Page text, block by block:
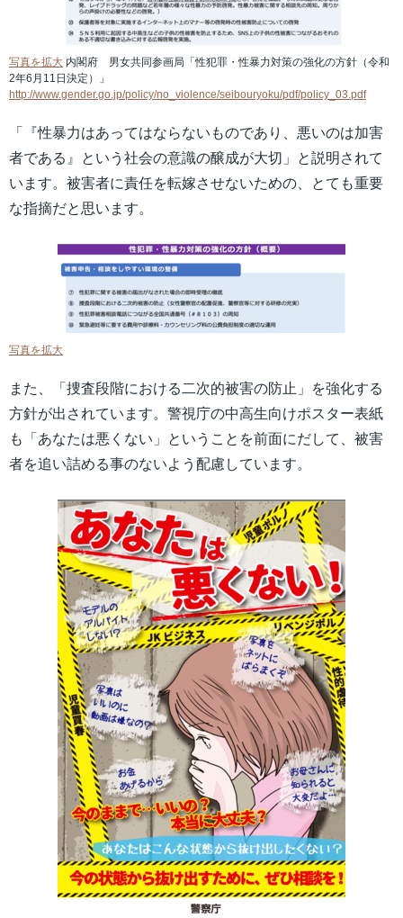
写真を拡大 内閣府 男女共同参画局「性犯罪・性暴力対策の強化の方針（令和
2年6月11日決定）」
http://www.gender.go.jp/policy/no_violence/seibouryoku/pdf/policy_03.pdf
「『性暴力はあってはならないものであり、悪いのは加害
者である』という社会の意識の醸成が大切」と説明されて
います。被害者に責任を転嫁させないための、とても重要
な指摘だと思います。
写真を拡大
また、「捜査段階における二次的被害の防止」を強化する
方針が出されています。警視庁の中高生向けポスター表紙
も「あなたは悪くない」ということを前面にだして、被害
者を追い詰める事のないよう配慮しています。